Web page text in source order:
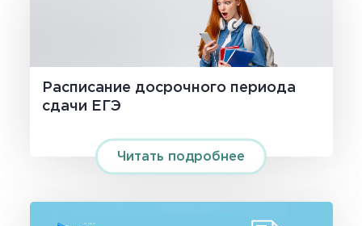
Расписание досрочного периода
сдачи ЕГЭ
Читать подробнее